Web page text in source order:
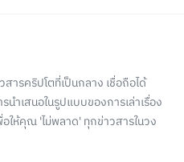
ารคริปโตที่เป็นกลาง เชื่อถือได้
นำเสนอในรูปแบบของการเล่าเรื่อง
อให้คุณ 'ไม่พลาด' ทุกข่าวสารในวง